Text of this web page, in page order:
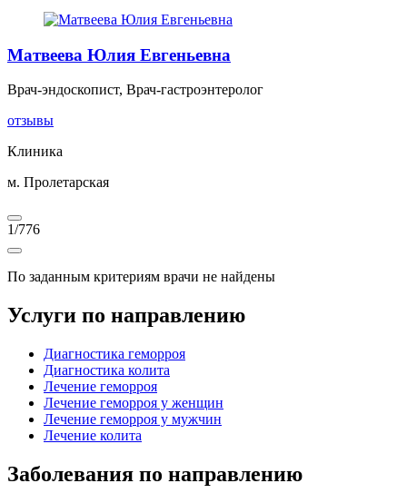
Матвеева Юлия Евгеньевна
Врач-эндоскопист, Врач-гастроэнтеролог
отзывы
Клиника
м. Пролетарская
1/776
По заданным критериям врачи не найдены
Услуги по направлению
Диагностика геморроя
Диагностика колита
Лечение геморроя
Лечение геморроя у женщин
Лечение геморроя у мужчин
Лечение колита
Заболевания по направлению